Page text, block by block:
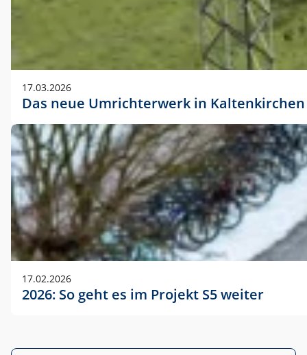
17.03.2026
Das neue Umrichterwerk in Kaltenkirchen
17.02.2026
2026: So geht es im Projekt S5 weiter